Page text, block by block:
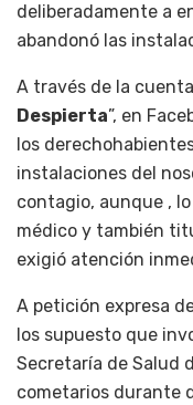
deliberadamente a
abandonó las
A través de la
Despierta”, en
los
instalaciones del
contagio, aunque , lo
médico y también
exigió atención
A petición expresa
los supuesto que
Secretaría de Salud
cometarios durante